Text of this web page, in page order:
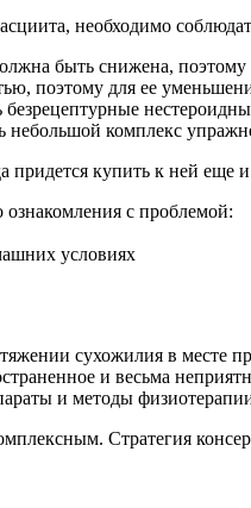
необходимо
быть снижена,
поэтому для ее
небольшой комплекс
купить к ней еще
с проблемой:
условиях
сухожилия в месте
и весьма
и методы
Стратегия